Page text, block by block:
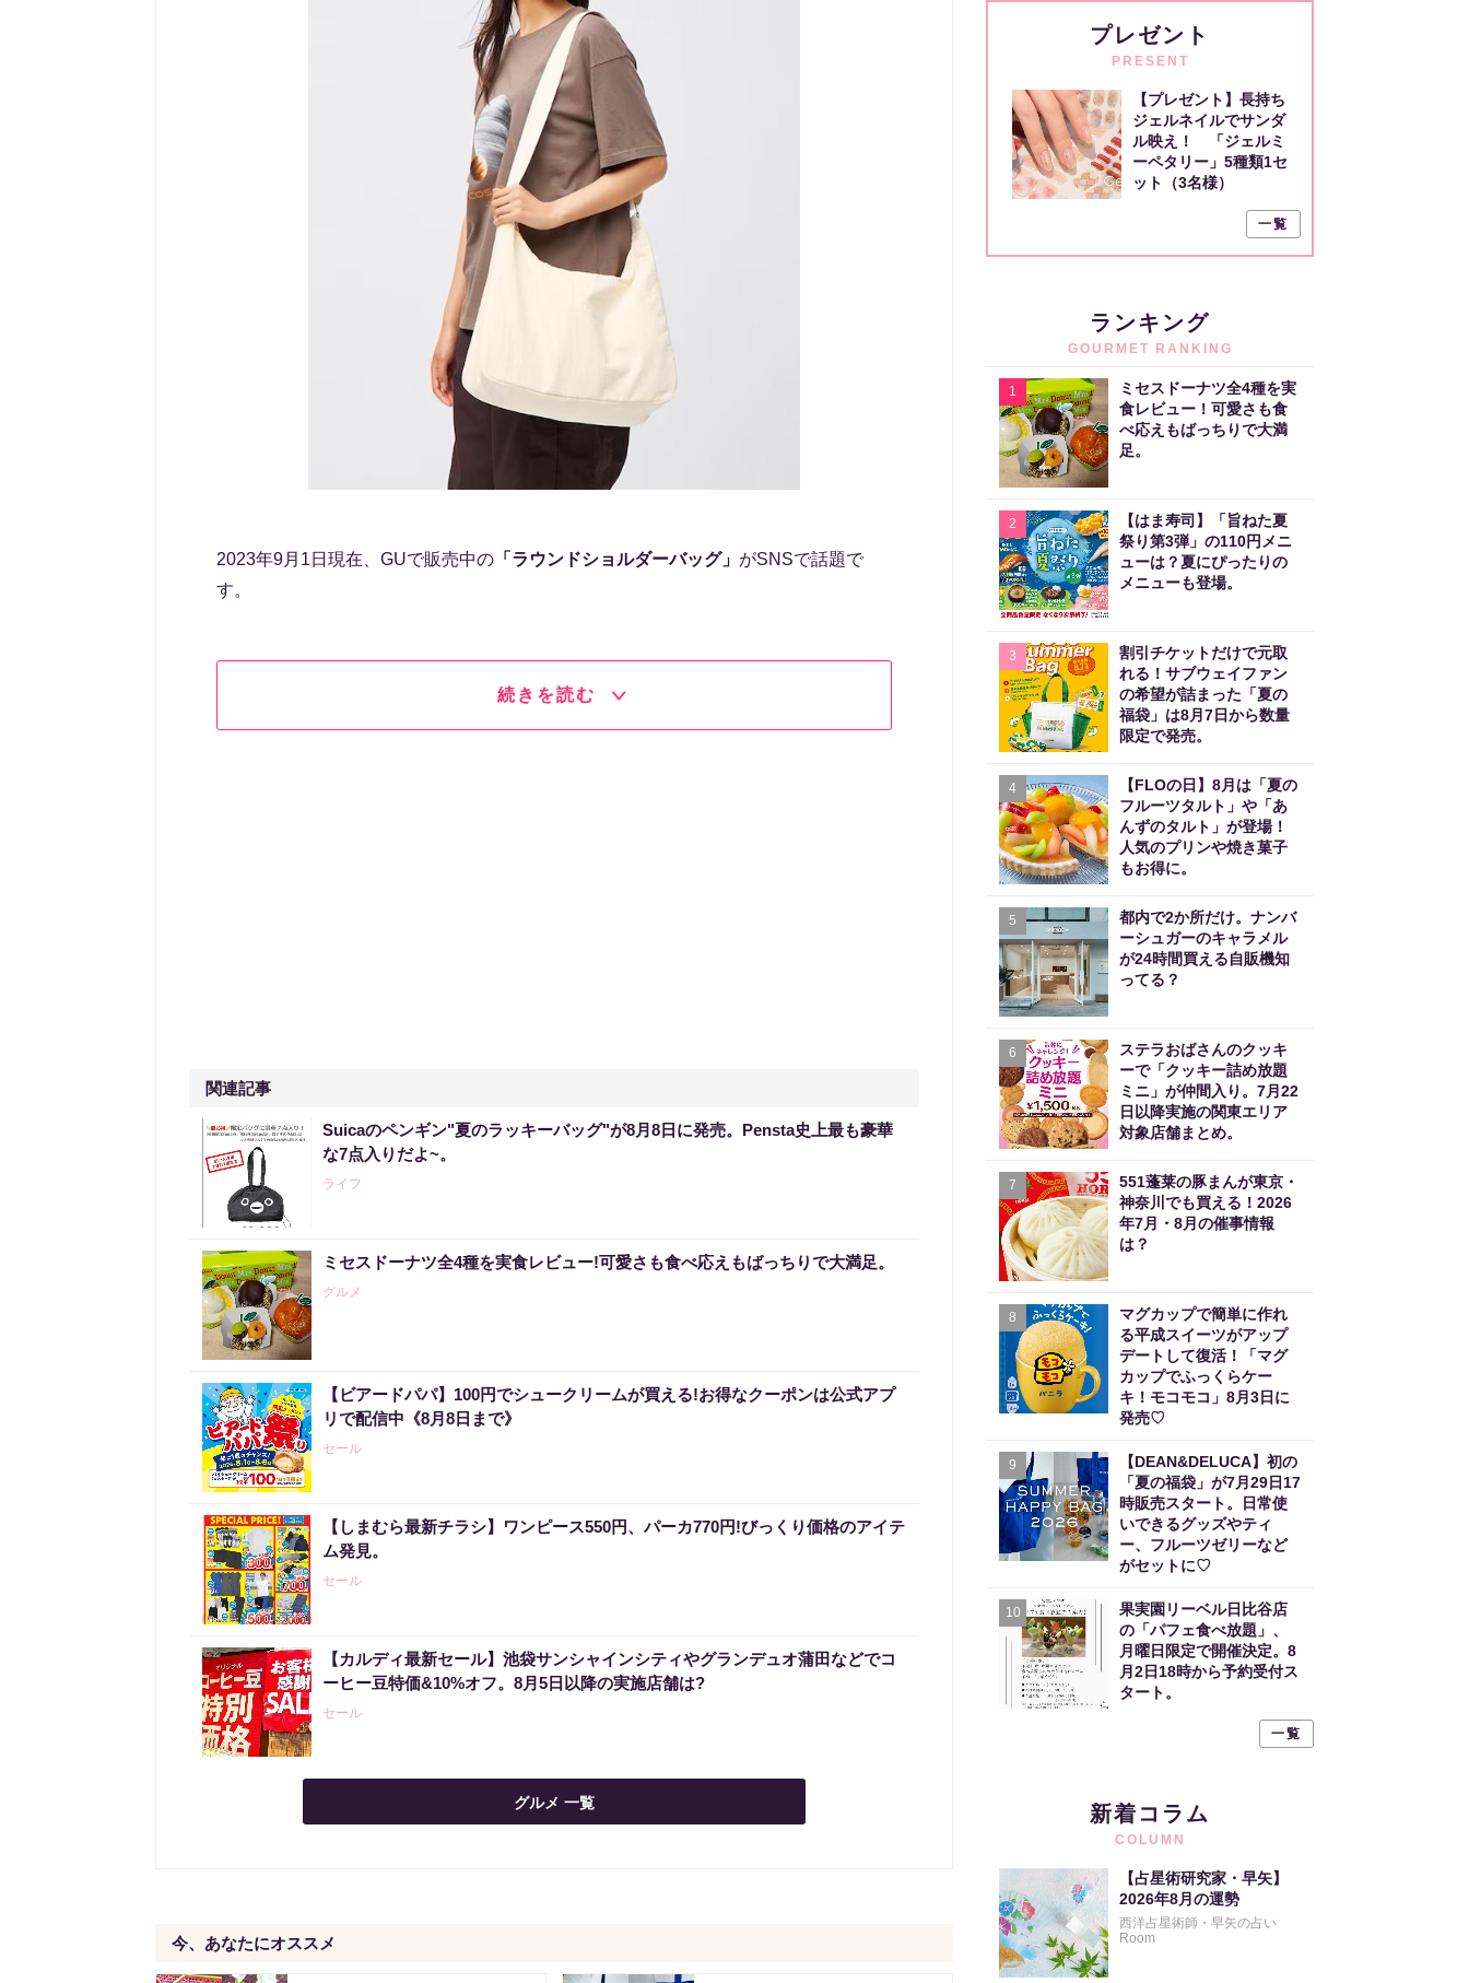
2023年9月1日現在、GUで販売中の 「ラウンドショルダーバッグ」 がSNSで話題で
す。
続きを読む
関連記事
Suicaのペンギン"夏のラッキーバッグ"が8月8日に発売。Pensta史上最も豪華
な7点入りだよ~。
ライフ
ミセスドーナツ全4種を実食レビュー!可愛さも食べ応えもばっちりで大満足。
グルメ
【ビアードパパ】100円でシュークリームが買える!お得なクーポンは公式アプ
リで配信中《8月8日まで》
セール
【しまむら最新チラシ】ワンピース550円、パーカ770円!びっくり価格のアイテ
ム発見。
セール
【カルディ最新セール】池袋サンシャインシティやグランデュオ蒲田などでコ
ーヒー豆特価&10%オフ。8月5日以降の実施店舗は?
セール
グルメ 一覧
今、あなたにオススメ
プレゼント
PRESENT
【プレゼント】長持ち
ジェルネイルでサンダ
ル映え！ 「ジェルミ
ーペタリー」5種類1セ
ット（3名様）
一覧
ランキング
GOURMET RANKING
1
ミセスドーナツ全4種を実
食レビュー！可愛さも食
べ応えもばっちりで大満
足。
2
【はま寿司】「旨ねた夏
祭り第3弾」の110円メニ
ューは？夏にぴったりの
メニューも登場。
3
割引チケットだけで元取
れる！サブウェイファン
の希望が詰まった「夏の
福袋」は8月7日から数量
限定で発売。
4
【FLOの日】8月は「夏の
フルーツタルト」や「あ
んずのタルト」が登場！
人気のプリンや焼き菓子
もお得に。
5
都内で2か所だけ。ナンバ
ーシュガーのキャラメル
が24時間買える自販機知
ってる？
6
ステラおばさんのクッキ
ーで「クッキー詰め放題
ミニ」が仲間入り。7月22
日以降実施の関東エリア
対象店舗まとめ。
7
551蓬莱の豚まんが東京・
神奈川でも買える！2026
年7月・8月の催事情報
は？
8
マグカップで簡単に作れ
る平成スイーツがアップ
デートして復活！「マグ
カップでふっくらケー
キ！モコモコ」8月3日に
発売♡
9
【DEAN&DELUCA】初の
「夏の福袋」が7月29日17
時販売スタート。日常使
いできるグッズやティ
ー、フルーツゼリーなど
がセットに♡
10
果実園リーベル日比谷店
の「パフェ食べ放題」、
月曜日限定で開催決定。8
月2日18時から予約受付ス
タート。
一覧
新着コラム
COLUMN
【占星術研究家・早矢】
2026年8月の運勢
西洋占星術師・早矢の占い
Room